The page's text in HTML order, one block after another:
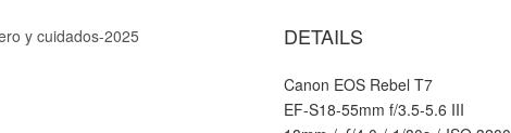
y cuidados-2025 DETAILS
Canon EOS Rebel T7
EF-S18-55mm f/3.5-5.6 III